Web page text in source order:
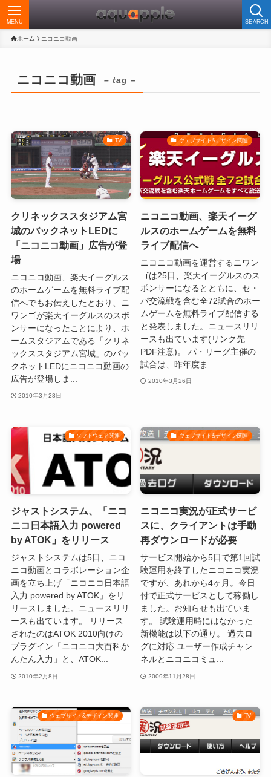
SEARCH
MENU
ホーム ニコニコ動画
ニコニコ動画 – tag –
TV
クリネックススタジアム宮
城のバックネットLEDに
「ニコニコ動画」広告が登
場
ニコニコ動画、楽天イーグルス
のホームゲームを無料ライブ配
信へでもお伝えしたとおり、ニ
ワンゴが楽天イーグルスのスポ
ンサーになったことにより、ホ
ームスタジアムである「クリネ
ックススタジアム宮城」のバッ
クネットLEDにニコニコ動画の
広告が登場しま...
2010年3月28日
ウェブサイト&デザイン関連
ニコニコ動画、楽天イーグ
ルスのホームゲームを無料
ライブ配信へ
ニコニコ動画を運営するニワン
ゴは25日、楽天イーグルスのス
ポンサーになるとともに、セ・
パ交流戦を含む全72試合のホー
ムゲームを無料ライブ配信する
と発表しました。ニュースリリ
ースも出ています(リンク先
PDF注意)。 パ・リーグ主催の
試合は、昨年度ま...
2010年3月26日
ソフトウェア関連
ジャストシステム、「ニコ
ニコ日本語入力 powered
by ATOK」をリリース
ジャストシステムは5日、ニコ
ニコ動画とコラボレーション企
画を立ち上げ「ニコニコ日本語
入力 powered by ATOK」をリ
リースしました。ニュースリリ
ースも出ています。 リリース
されたのはATOK 2010向けの
プラグイン「ニコニコ大百科か
んたん入力」と、ATOK...
2010年2月8日
ウェブサイト&デザイン関連
ニコニコ実況が正式サービ
スに、クライアントは手動
再ダウンロードが必要
サービス開始から5日で第1回試
験運用を終了したニコニコ実況
ですが、あれから4ヶ月。今日
付で正式サービスとして稼働し
ました。お知らせも出ていま
す。 試験運用時にはなかった
新機能は以下の通り。 過去ロ
グに対応 ユーザー作成チャン
ネルとニコニコミュ...
2009年11月28日
ウェブサイト&デザイン関連 TV